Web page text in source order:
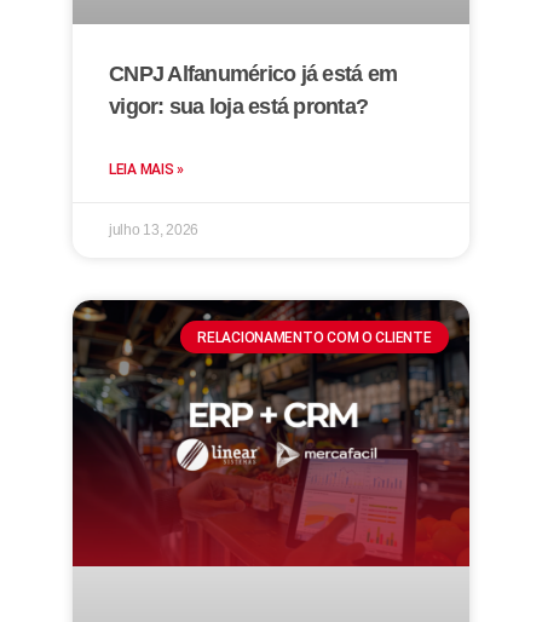
CNPJ Alfanumérico já está em
vigor: sua loja está pronta?
LEIA MAIS »
julho 13, 2026
RELACIONAMENTO COM O CLIENTE